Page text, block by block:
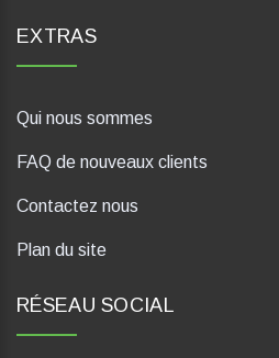
EXTRAS
Qui nous sommes
FAQ de nouveaux clients
Contactez nous
Plan du site
RÉSEAU SOCIAL